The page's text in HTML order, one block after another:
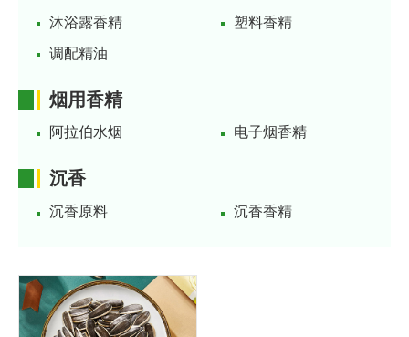
沐浴露香精
塑料香精
调配精油
烟用香精
阿拉伯水烟 电子烟香精
沉香
沉香原料 沉香香精